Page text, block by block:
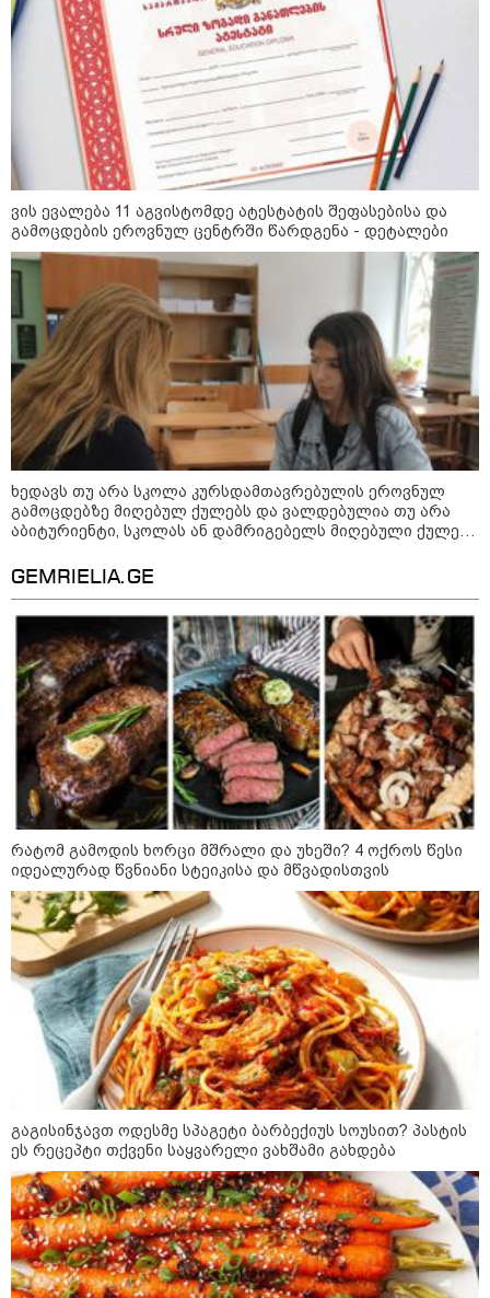
09:00 / 07-08-2026
18 წელი აგვისტოს ომიდან - ტრაგიკული
მოვლენების ქრონოლოგია, რომელიც
შესაძლოა, აღარ გვახსოვს
17:01 / 07-08-2026
დედა, რომელიც მდინარე
ხობისწყალში შვილის
გადასარჩენად შევიდა,
მაშველებმა გარდაცვლილი
იპოვეს
14:38 / 07-08-2026
სასკოლო ფორმების ჩინეთიდან
საქართველოში მოწოდება სამ
ეტაპად მოხდება - დეტალები
ზამთარში მასშტაბური
ენერგოკრიზისი - "პრობლემის
მოგვარებას დაახლოებით ერთი
თვე დასჭირდება"
23:14 / 06-08-2026
სამოქალაქო საზოგადოების
წარმომადგენლები 2008 წლის
რუსეთ-საქართველოს აგვისტოს
ომის 18 წლისთავთან
დაკავშირებით ერთობლივ
განცხადებას ავრცელებენ
კატეგორიის ყველა სიახლე
პაატა ზაქარეიშვილის მწვავე
პასუხი გიორგი ბარამიძის
სკანდალურ განცხადებაზე -
"ყველაფერი დეტალურად ვიცი...
კამანში მოკლული ქართველები მე
ტყუის"
აგვისტოს ომში, გორში
საბრძოლო ნათლობა მიღებული
რუსული „ისკანდერი“ დღეს კიევის
მთავარ კოშმარად იქცა
კრეისერ "ედინბურგის" საიდუმლო:
ვის ევალება 11 აგვისტომდე ატესტატის შეფასებისა და
გამოცდების ეროვნულ ცენტრში წარდგენა - დეტალები
ხედავს თუ არა სკოლა კურსდამთავრებულის ეროვნულ
გამოცდებზე მიღებულ ქულებს და ვალდებულია თუ არა
აბიტურიენტი, სკოლას ან დამრიგებელს მიღებული ქულები
GEMRIELIA.GE
რატომ გამოდის ხორცი მშრალი და უხეში? 4 ოქროს წესი
იდეალურად წვნიანი სტეიკისა და მწვადისთვის
გაგისინჯავთ ოდესმე სპაგეტი ბარბექიუს სოუსით? პასტის
ეს რეცეპტი თქვენი საყვარელი ვახშამი გახდება